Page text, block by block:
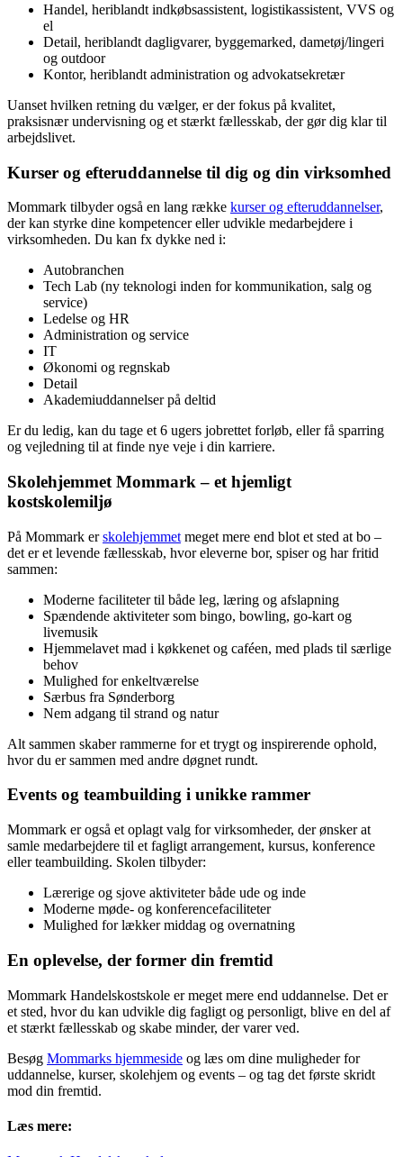
Handel, heriblandt indkøbsassistent, logistikassistent, VVS og
el
Detail, heriblandt dagligvarer, byggemarked, dametøj/lingeri
og outdoor
Kontor, heriblandt administration og advokatsekretær
Uanset hvilken retning du vælger, er der fokus på kvalitet,
praksisnær undervisning og et stærkt fællesskab, der gør dig klar til
arbejdslivet.
Kurser og efteruddannelse til dig og din virksomhed
Mommark tilbyder også en lang række kurser og efteruddannelser,
der kan styrke dine kompetencer eller udvikle medarbejdere i
virksomheden. Du kan fx dykke ned i:
Autobranchen
Tech Lab (ny teknologi inden for kommunikation, salg og
service)
Ledelse og HR
Administration og service
IT
Økonomi og regnskab
Detail
Akademiuddannelser på deltid
Er du ledig, kan du tage et 6 ugers jobrettet forløb, eller få sparring
og vejledning til at finde nye veje i din karriere.
Skolehjemmet Mommark – et hjemligt
kostskolemiljø
På Mommark erskolehjemmet meget mere end blot et sted at bo –
det er et levende fællesskab, hvor eleverne bor, spiser og har fritid
sammen:
Moderne faciliteter til både leg, læring og afslapning
Spændende aktiviteter som bingo, bowling, go-kart og
livemusik
Hjemmelavet mad i køkkenet og caféen, med plads til særlige
behov
Mulighed for enkeltværelse
Særbus fra Sønderborg
Nem adgang til strand og natur
Alt sammen skaber rammerne for et trygt og inspirerende ophold,
hvor du er sammen med andre døgnet rundt.
Events og teambuilding i unikke rammer
Mommark er også et oplagt valg for virksomheder, der ønsker at
samle medarbejdere til et fagligt arrangement, kursus, konference
eller teambuilding. Skolen tilbyder:
Lærerige og sjove aktiviteter både ude og inde
Moderne møde- og konferencefaciliteter
Mulighed for lækker middag og overnatning
En oplevelse, der former din fremtid
Mommark Handelskostskole er meget mere end uddannelse. Det er
et sted, hvor du kan udvikle dig fagligt og personligt, blive en del af
et stærkt fællesskab og skabe minder, der varer ved.
Besøg Mommarks hjemmeside og læs om dine muligheder for
uddannelse, kurser, skolehjem og events – og tag det første skridt
mod din fremtid.
Læs mere: